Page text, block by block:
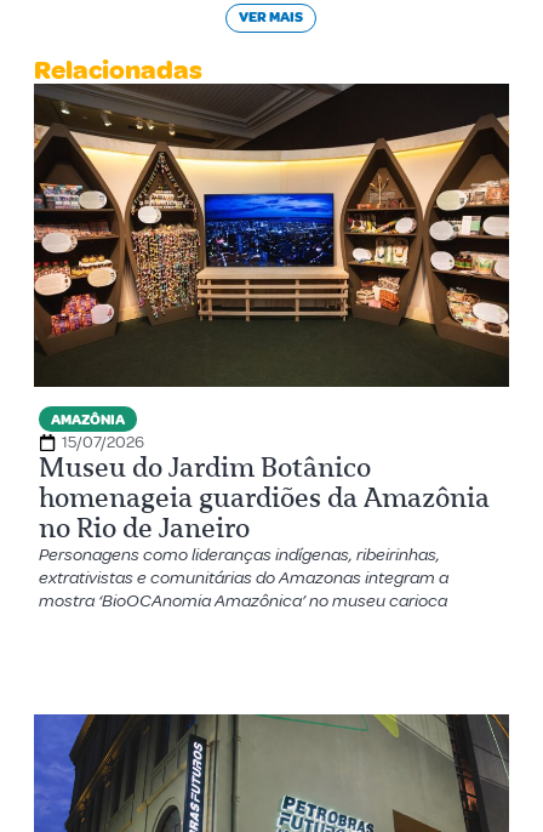
VER MAIS
Relacionadas
AMAZÔNIA
15/07/2026
Museu do Jardim Botânico
homenageia guardiões da Amazônia
no Rio de Janeiro
Personagens como lideranças indígenas, ribeirinhas,
extrativistas e comunitárias do Amazonas integram a
mostra ‘BioOCAnomia Amazônica’ no museu carioca